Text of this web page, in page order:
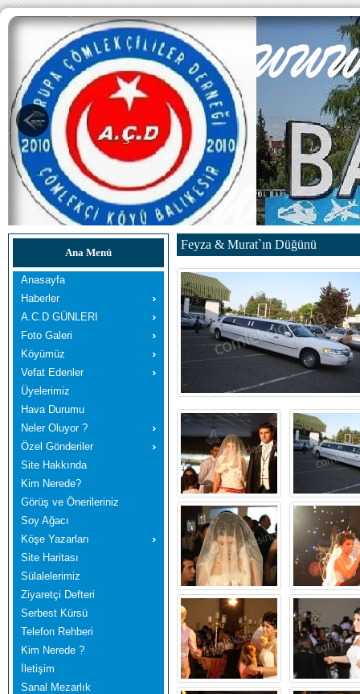
Ana Menü
Anasayfa
Haberler
A.C.D GÜNLERI
Foto Galeri
Köyümüz
Vefat Edenler
Üyelerimiz
Hava Durumu
Neler Oluyor ?
Özel Gönderiler
Site Hakkında
Kim Nerede?
Görüş ve Önerileriniz
Soy Ağacı
Köşe Yazarları
Site Haritası
Sülalelerimiz
Ziyaretçi Defteri
Serbest Kürsü
Telefon Rehberi
Kim Nerede ?
İletişim
Sanal Mezarlık
Feyza & Murat`ın Düğünü